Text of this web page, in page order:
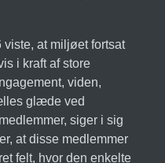
at miljøet fortsat
i kraft af store
viden,
glæde ved
siger i sig
at disse medlemmer
felt, hvor den enkelte